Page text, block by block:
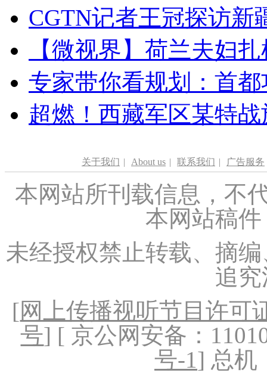
CGTN记者王冠探访新
【微视界】荷兰夫妇
专家带你看规划：首
超燃！西藏军区某特
关于我们 | About us | 联系我们 | 广告服务
本网站所刊载信息，不
本网站稿
未经授权禁止转载、摘
追
[网上传播视听节目许可
号] [ 京公网安备：
号-1] 总机